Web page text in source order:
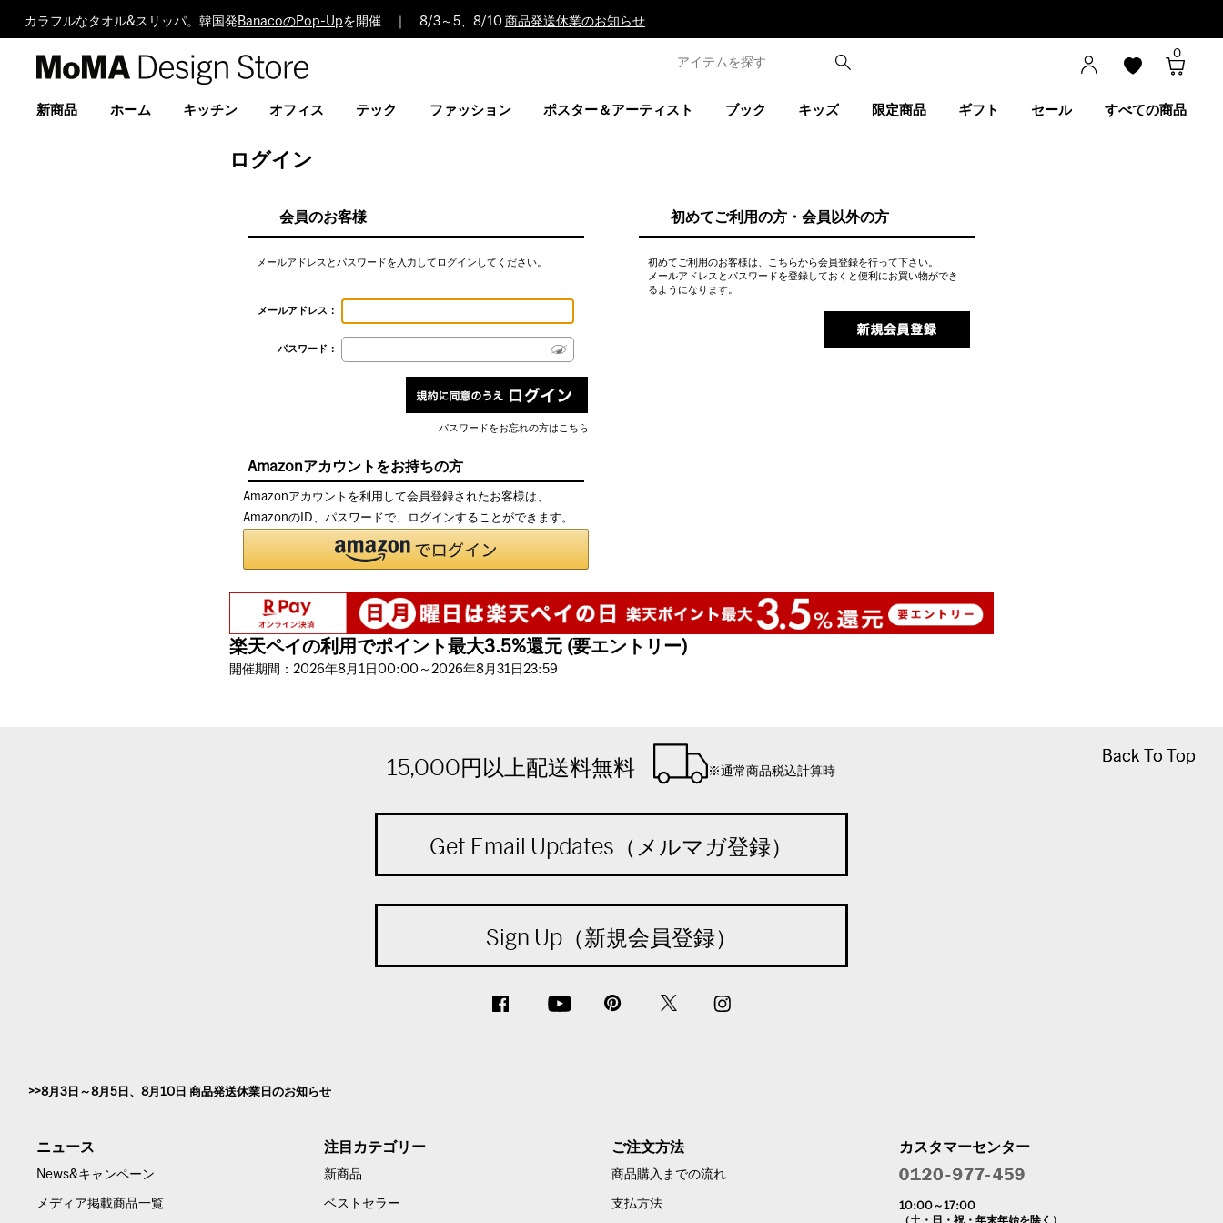
カラフルなタオル&スリッパ。韓国発 BanacoのPop-Upを開催 ｜ 8/3～5、8/10 商品発送休業のお知らせ
Design
0
新商品 ホーム キッチン オフィス テック ファッション ポスター＆アーティスト ブック キッズ 限定商品 ギフト セール すべての商品
ログイン
会員のお客様
メールアドレスとパスワードを入力してログインしてください。
メールアドレス：
パスワード：
パスワードをお忘れの方はこちら
初めてご利用の方・会員以外の方
初めてご利用のお客様は、こちらから会員登録を行って下さい。
メールアドレスとパスワードを登録しておくと便利にお買い物ができ
るようになります。
Amazonアカウントをお持ちの方
Amazonアカウントを利用して会員登録されたお客様は、
AmazonのID、パスワードで、ログインすることができます。
楽天ペイの利用でポイント最大3.5%還元 (要エントリー)
開催期間：2026年8月1日00:00～2026年8月31日23:59
Back To Top
Back To Top
15,000円以上配送料無料 ※通常商品税込計算時
Get Email Updates（メルマガ登録）
Sign Up（新規会員登録）
8月3日～8月5日、8月10日 商品発送休業日のお知らせ
ニュース
News&キャンペーン
メディア掲載商品一覧
注目カテゴリー
新商品
ベストセラー
ご注文方法
商品購入までの流れ
支払方法
カスタマーセンター
10:00～17:00
（土・日・祝・年末年始を除く）